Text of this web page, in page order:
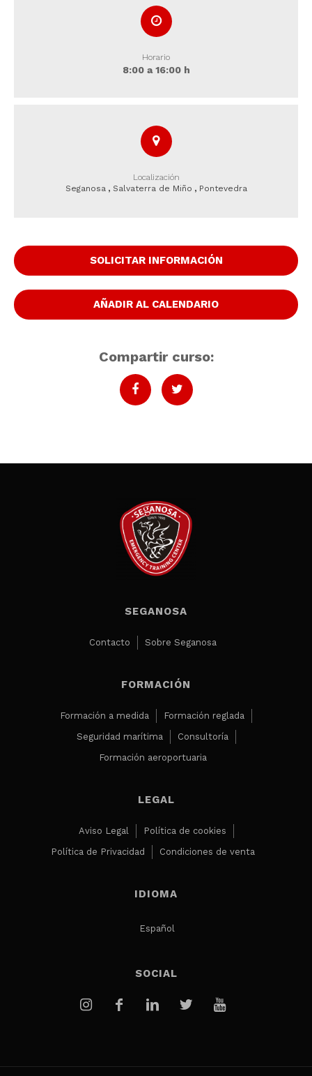
Horario
8:00 a 16:00 h
Localización
Seganosa, Salvaterra de Miño , Pontevedra
Compartir curso:
AÑADIR AL CALENDARIO
SOLICITAR INFORMACIÓN
SEGANOSA
Contacto Sobre Seganosa
FORMACIÓN
Formación a medida
Formación reglada
Seguridad marítima
Consultoría
Formación aeroportuaria
LEGAL
Aviso Legal
Política de cookies
Política de Privacidad
Condiciones de venta
IDIOMA
Español
SOCIAL